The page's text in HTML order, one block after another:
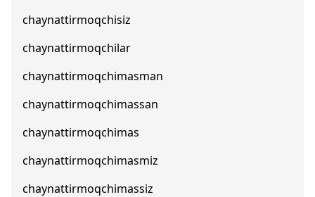
chaynattirmoqchisiz
chaynattirmoqchilar
chaynattirmoqchimasman
chaynattirmoqchimassan
chaynattirmoqchimas
chaynattirmoqchimasmiz
chaynattirmoqchimassiz